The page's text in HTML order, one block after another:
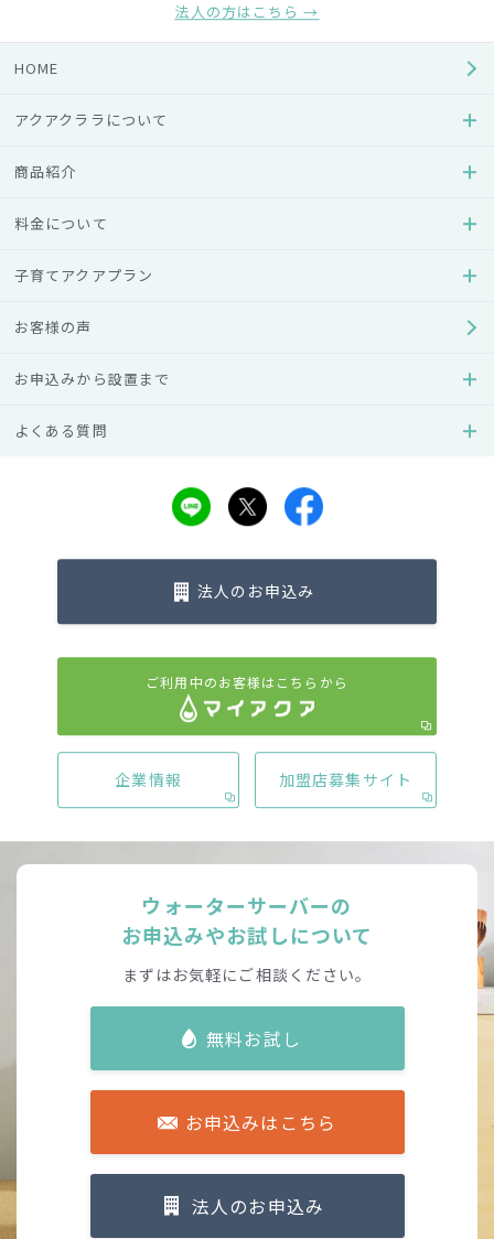
・一部、JALカード特約店の対象とならない店舗もございます。
マイル換算条件
対象のアクアクララ販売店にて、ご利用代金をJALカー
ド（クレジット機能付き）でお支払いください。
公式SNS
プレゼントキャンペーンや
お水に関わる情報を発信しています。
法人の方はこちら →
HOME
アクアクララについて
商品紹介
料金について
子育てアクアプラン
お客様の声
お申込みから設置まで
よくある質問
法人のお申込み
ご利用中のお客様はこちらから
企業情報 加盟店募集サイト
ウォーターサーバーの
お申込みやお試しについて
まずはお気軽にご相談ください。
無料お試し
お申込みはこちら
法人のお申込み